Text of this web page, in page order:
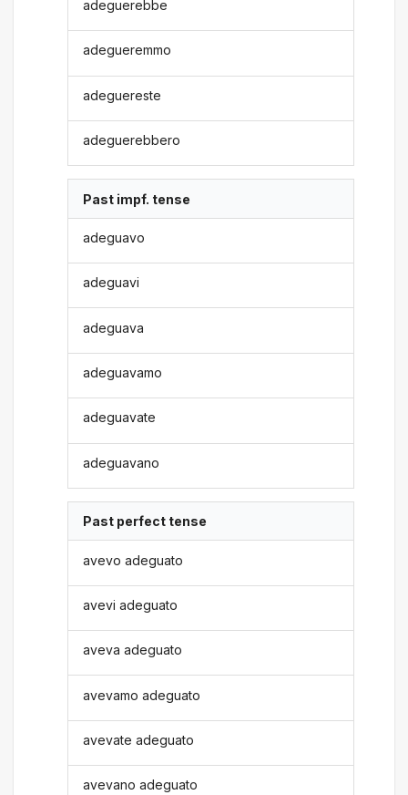
adeguerebbe
adegueremmo
adeguereste
adeguerebbero
Past impf. tense
adeguavo
adeguavi
adeguava
adeguavamo
adeguavate
adeguavano
Past perfect tense
avevo adeguato
avevi adeguato
aveva adeguato
avevamo adeguato
avevate adeguato
avevano adeguato